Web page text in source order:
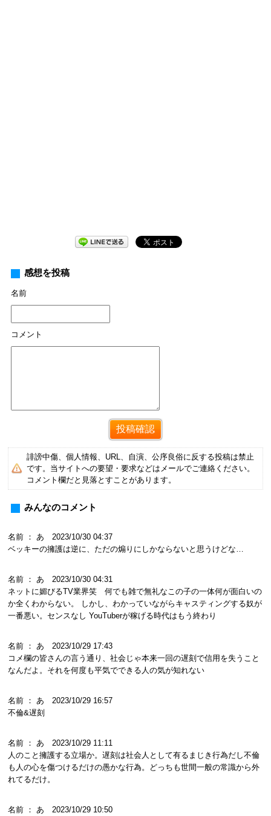
感想を投稿
名前
コメント
誹謗中傷、個人情報、URL、自演、公序良俗に反する投稿は禁止
です。当サイトへの要望・要求などはメールでご連絡ください。
コメント欄だと見落とすことがあります。
みんなのコメント
名前 ： あ 2023/10/30 04:37
ベッキーの擁護は逆に、ただの煽りにしかならないと思うけどな…
名前 ： あ 2023/10/30 04:31
ネットに媚びるTV業界笑 何でも雑で無礼なこの子の一体何が面白いの
か全くわからない。 しかし、わかっていながらキャスティングする奴が
一番悪い。センスなし YouTuberが稼げる時代はもう終わり
名前 ： あ 2023/10/29 17:43
コメ欄の皆さんの言う通り、社会じゃ本来一回の遅刻で信用を失うこと
なんだよ。それを何度も平気でできる人の気が知れない
名前 ： あ 2023/10/29 16:57
不倫&遅刻
名前 ： あ 2023/10/29 11:11
人のこと擁護する立場か。遅刻は社会人として有るまじき行為だし不倫
も人の心を傷つけるだけの愚かな行為。どっちも世間一般の常識から外
れてるだけ。
名前 ： あ 2023/10/29 10:50